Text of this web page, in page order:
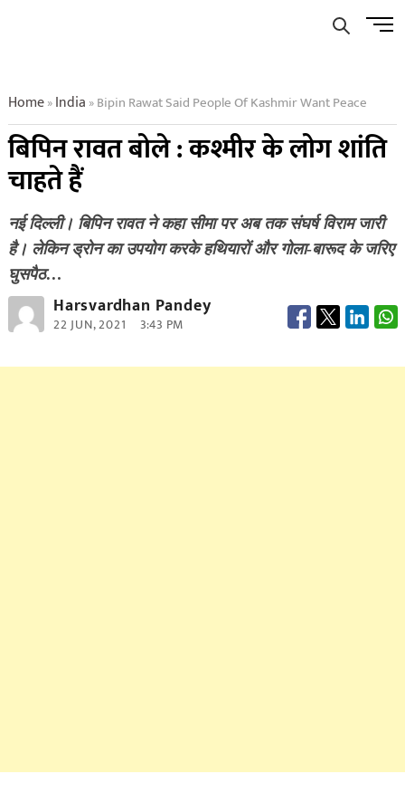
Menu
Home»India »Bipin Rawat Said People Of Kashmir Want Peace
बिपिन रावत बोले : कश्मीर के लोग शांति
चाहते हैं
नई दिल्ली। बिपिन रावत ने कहा सीमा पर अब तक संघर्ष विराम जारी
है। लेकिन ड्रोन का उपयोग करके हथियारों और गोला-बारूद के जरिए
घुसपैठ…
Harsvardhan Pandey
22 JUN, 2021 3:43 PM